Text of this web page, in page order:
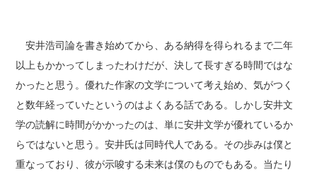
安井浩司論を書き始めてから、ある納得を得られるまで二年
以上もかかってしまったわけだが、決して長すぎる時間ではな
かったと思う。優れた作家の文学について考え始め、気がつく
と数年経っていたというのはよくある話である。しかし安井文
学の読解に時間がかかったのは、単に安井文学が優れているか
らではないと思う。安井氏は同時代人である。その歩みは僕と
重なっており、彼が示唆する未来は僕のものでもある。当たり